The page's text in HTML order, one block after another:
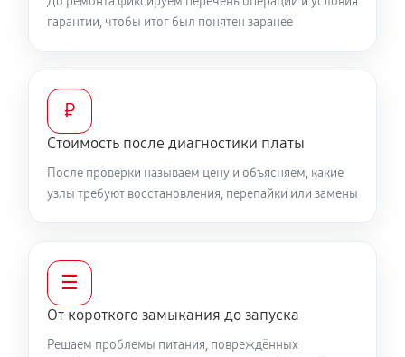
гарантии, чтобы итог был понятен заранее
₽
Стоимость после диагностики платы
После проверки называем цену и объясняем, какие
узлы требуют восстановления, перепайки или замены
☰
От короткого замыкания до запуска
Решаем проблемы питания, повреждённых